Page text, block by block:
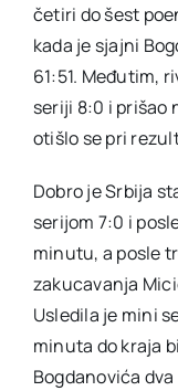
četiri do šest
kada je sjajni
61:51. Međutim,
seriji 8:0 i prišao
otišlo se pri
Dobro je Srbija
serijom 7:0 i
minutu, a posle
zakucavanja
Usledila je mini
minuta do kraja
Bogdanovića